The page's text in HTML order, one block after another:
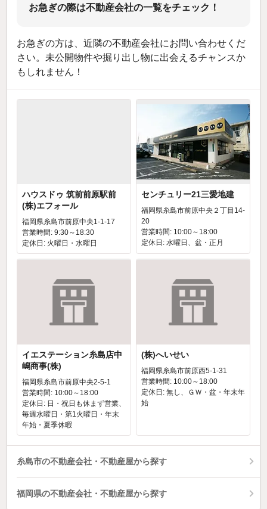
お急ぎの際は不動産会社の一覧をチェック！
お急ぎの方は、近隣の不動産会社にお問い合わせくだ
さい。未公開物件や掘り出し物に出会えるチャンスか
もしれません！
ハウスドゥ 筑前前原駅前
(株)エフォール
福岡県糸島市前原中央1-1-17
営業時間: 9:30～18:30
定休日: 火曜日・水曜日
センチュリー21三愛地建
福岡県糸島市前原中央２丁目14-
20
営業時間: 10:00～18:00
定休日: 水曜日、盆・正月
イエステーション糸島店中
嶋商事(株)
福岡県糸島市前原中央2-5-1
営業時間: 10:00～18:00
定休日: 日・祝日も休まず営業、
毎週水曜日・第1火曜日・年末
年始・夏季休暇
(株)へいせい
福岡県糸島市前原西5-1-31
営業時間: 10:00～18:00
定休日: 無し、ＧＷ・盆・年末年
始
糸島市の不動産会社・不動産屋から探す
福岡県の不動産会社・不動産屋から探す